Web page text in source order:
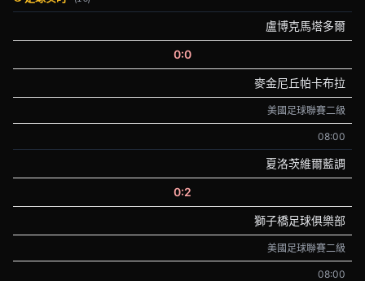
盧博克馬塔多爾
0:0
麥金尼丘帕卡布拉
美國足球聯賽二級
08:00
夏洛茨維爾藍調
0:2
獅子橋足球俱樂部
美國足球聯賽二級
08:00